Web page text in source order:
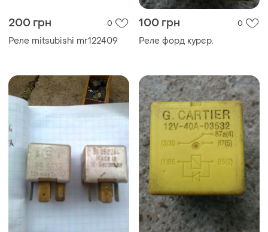
200 грн 0
Реле mitsubishi mr122409
100 грн 0
Реле форд курєр.